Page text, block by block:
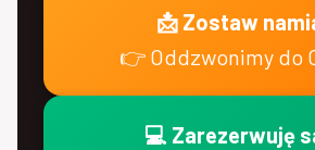
📩 Zostaw
👉 Oddzwonimy do
💻 Zarezerwuję